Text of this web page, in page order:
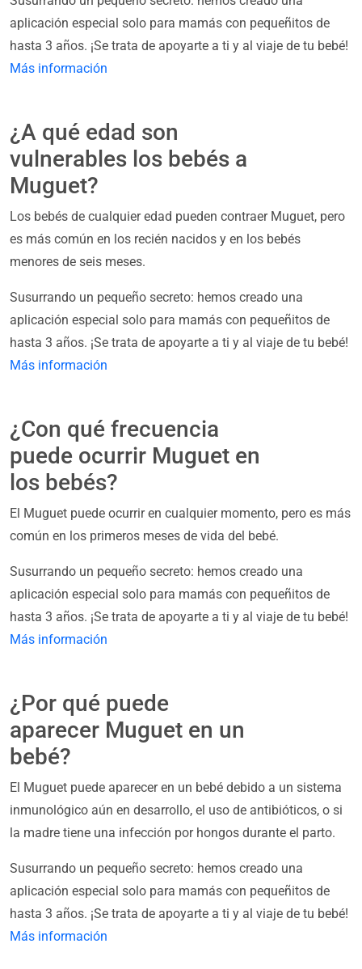
aplicación especial solo para mamás con pequeñitos de
hasta 3 años. ¡Se trata de apoyarte a ti y al viaje de tu bebé!
Más información
¿A qué edad son
vulnerables los bebés a
Muguet?
Los bebés de cualquier edad pueden contraer Muguet, pero
es más común en los recién nacidos y en los bebés
menores de seis meses.
Susurrando un pequeño secreto: hemos creado una
aplicación especial solo para mamás con pequeñitos de
hasta 3 años. ¡Se trata de apoyarte a ti y al viaje de tu bebé!
Más información
¿Con qué frecuencia
puede ocurrir Muguet en
los bebés?
El Muguet puede ocurrir en cualquier momento, pero es más
común en los primeros meses de vida del bebé.
Susurrando un pequeño secreto: hemos creado una
aplicación especial solo para mamás con pequeñitos de
hasta 3 años. ¡Se trata de apoyarte a ti y al viaje de tu bebé!
Más información
¿Por qué puede
aparecer Muguet en un
bebé?
El Muguet puede aparecer en un bebé debido a un sistema
inmunológico aún en desarrollo, el uso de antibióticos, o si
la madre tiene una infección por hongos durante el parto.
Susurrando un pequeño secreto: hemos creado una
aplicación especial solo para mamás con pequeñitos de
hasta 3 años. ¡Se trata de apoyarte a ti y al viaje de tu bebé!
Más información